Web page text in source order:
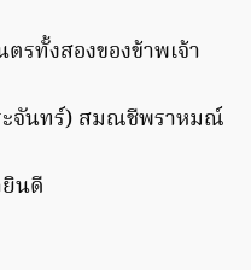
รทั้งสองของข้าพเจ้า
ะจันทร์) สมณชีพราหมณ์
นดี